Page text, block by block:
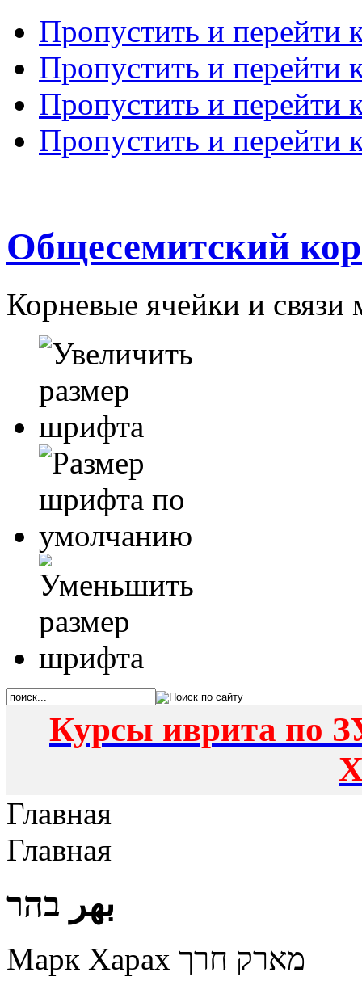
Пропустить и перейти
Пропустить и перейти
Пропустить и перейти
Пропустить и перейти
Общесемитский
Корневые ячейки и
Курсы иврита по
Главная
Главная
بهر בהר
Марк Харах מארק חרך